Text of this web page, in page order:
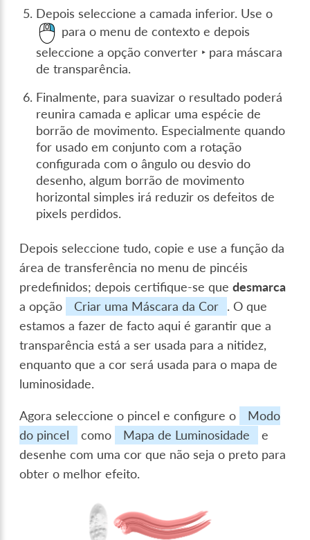
Depois seleccione a camada inferior. Use o
para o menu de contexto e depois
seleccione a opçãoconverter ‣ para máscara
de transparência.
Finalmente, para suavizar o resultado poderá
reunira camada e aplicar uma espécie de
borrão de movimento. Especialmente quando
for usado em conjunto com a rotação
configurada com o ângulo ou desvio do
desenho, algum borrão de movimento
horizontal simples irá reduzir os defeitos de
pixels perdidos.
Depois seleccione tudo, copie e use a função da
área de transferência no menu de pincéis
predefinidos; depois certifique-se quedesmarca
a opção
Criar uma Máscara da Cor
. O que
estamos a fazer de facto aqui é garantir que a
transparência está a ser usada para a nitidez,
enquanto que a cor será usada para o mapa de
luminosidade.
Agora seleccione o pincel e configure o
Modo
do pincel
como Mapa de Luminosidade
e
desenhe com uma cor que não seja o preto para
obter o melhor efeito.